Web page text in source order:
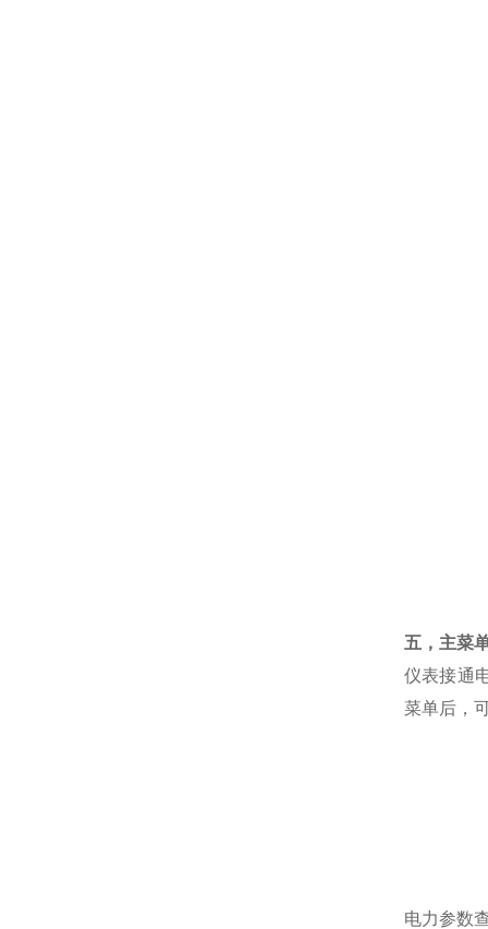
五，主菜
仪表接通
菜单后，
电力参数